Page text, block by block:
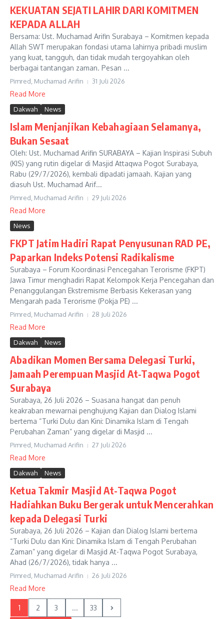
KEKUATAN SEJATI LAHIR DARI KOMITMEN
KEPADA ALLAH
Bersama: Ust. Muchamad Arifin Surabaya – Komitmen kepada
Allah SWT merupakan fondasi utama lahirnya pribadi muslim
yang kuat, tangguh, dan tidak mudah tergoyahkan oleh
berbagai tantangan zaman. Pesan ...
Pimred, Muchamad Arifin 31 Juli 2026
Read More
Dakwah News
Islam Menjanjikan Kebahagiaan Selamanya,
Bukan Sesaat
Oleh: Ust. Muchamad Arifin SURABAYA – Kajian Inspirasi Subuh
(KIS) yang rutin digelar di Masjid Attaqwa Pogot Surabaya,
Rabu (29/7/2026), kembali dipadati jamaah. Kajian yang
diasuh Ust. Muchamad Arif...
Pimred, Muchamad Arifin 29 Juli 2026
Read More
News
FKPT Jatim Hadiri Rapat Penyusunan RAD PE,
Paparkan Indeks Potensi Radikalisme
Surabaya – Forum Koordinasi Pencegahan Terorisme (FKPT)
Jawa Timur menghadiri Rapat Kelompok Kerja Pencegahan dan
Penanggulangan Ekstremisme Berbasis Kekerasan yang
Mengarah pada Terorisme (Pokja PE) ...
Pimred, Muchamad Arifin 28 Juli 2026
Read More
Dakwah News
Abadikan Momen Bersama Delegasi Turki,
Jamaah Perempuan Masjid At-Taqwa Pogot
Surabaya
Surabaya, 26 Juli 2026 – Suasana hangat dan penuh
keakraban mewarnai penghujung Kajian dan Dialog Islami
bertema “Turki Dulu dan Kini: Dinamika Islam di Tengah
Perubahan Zaman” yang digelar di Masjid ...
Pimred, Muchamad Arifin 27 Juli 2026
Read More
Dakwah News
Ketua Takmir Masjid At-Taqwa Pogot
Hadiahkan Buku Bergerak untuk Mencerahkan
kepada Delegasi Turki
Surabaya, 26 Juli 2026 – Kajian dan Dialog Islami bertema
“Turki Dulu dan Kini: Dinamika Islam di Tengah Perubahan
Zaman” yang digelar di Masjid At-Taqwa Pogot Surabaya,
Ahad (26/7/2026), tidak hanya ...
Pimred, Muchamad Arifin 26 Juli 2026
Read More
1 2 3 ... 33